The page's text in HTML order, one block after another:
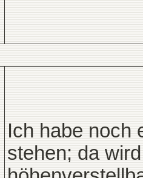
Ich habe noch
stehen; da